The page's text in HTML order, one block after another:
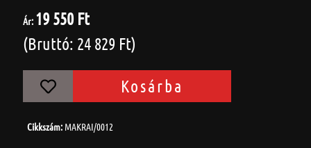
Ár: 19 550 Ft
(Bruttó: 24 829 Ft)
Kosárba
Cikkszám: MAKRAI/0012